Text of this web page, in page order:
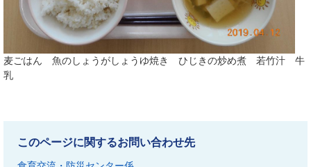
麦ごはん 魚のしょうがしょうゆ焼き ひじきの炒め煮 若竹汁 牛
乳
このページに関するお問い合わせ先